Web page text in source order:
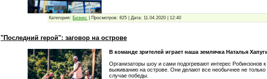
Категория: Бизнес Просмотров: 825 |Дата: 11.04.2020 |12:40
"Последний герой": заговор на острове
В команде зрителей играет наша землячка Наталья
Организаторы шоу и сами подогревают интерес Робинзонов к
выживанию на острове. Они делают все необычнее не
случае победы.